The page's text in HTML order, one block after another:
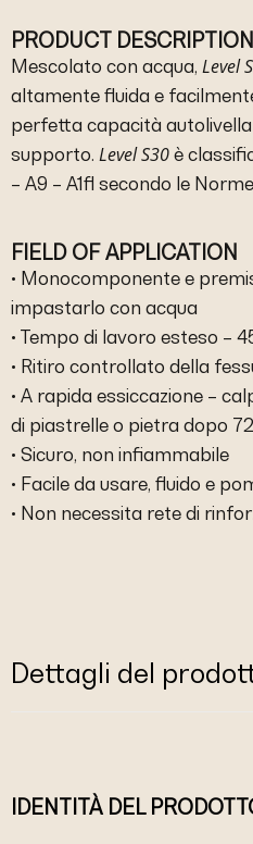
PRODUCT DESCRIPTION
Mescolato con acqua, Level
altamente fluida e
perfetta capacità
supporto. Level S30 è
– A9 – A1fl secondo le
FIELD OF APPLICATION
• Monocomponente e
impastarlo con acqua
• Tempo di lavoro esteso –
• Ritiro controllato della
• A rapida essiccazione –
di piastrelle o pietra dopo
• Sicuro, non infiammabile
• Facile da usare, fluido e
• Non necessita rete di
Dettagli del
IDENTITÀ DEL